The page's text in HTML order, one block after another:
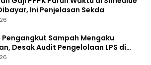
Ini Penjelasan Sekda
Pengangkut Sampah Mengaku
Desak Audit Pengelolaan LPS di